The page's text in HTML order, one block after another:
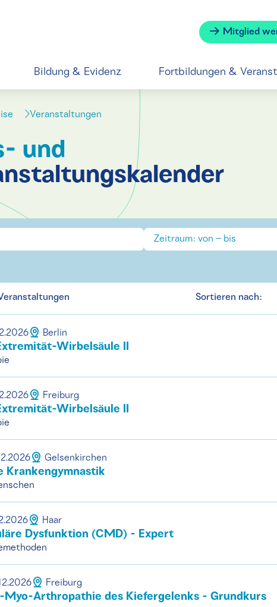
Mitglied
Bildung & Evidenz Fortbildungen &
Veranstaltungen
und
Sortieren nach:
Berlin
Wirbelsäule II
Freiburg
Wirbelsäule II
Gelsenkirchen
Krankengymnastik
Haar
Dysfunktion (CMD) - Expert
Freiburg
Myo-Arthropathie des Kiefergelenks - Grundkurs